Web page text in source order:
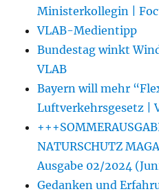
Ministerkollegin |
VLAB-Medientipp
Bundestag winkt
VLAB
Bayern will mehr
Luftverkehrsgesetz |
NATURSCHUTZ
Ausgabe 02/2024
Gedanken und